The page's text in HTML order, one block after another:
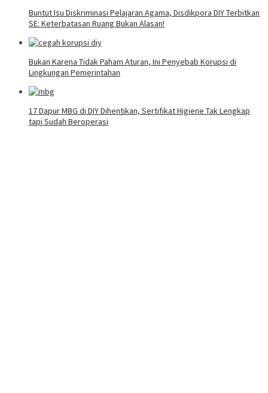
Buntut Isu Diskriminasi Pelajaran Agama, Disdikpora DIY Terbitkan
SE: Keterbatasan Ruang Bukan Alasan!
Bukan Karena Tidak Paham Aturan, Ini Penyebab Korupsi di
Lingkungan Pemerintahan
17 Dapur MBG di DIY Dihentikan, Sertifikat Higiene Tak Lengkap
tapi Sudah Beroperasi